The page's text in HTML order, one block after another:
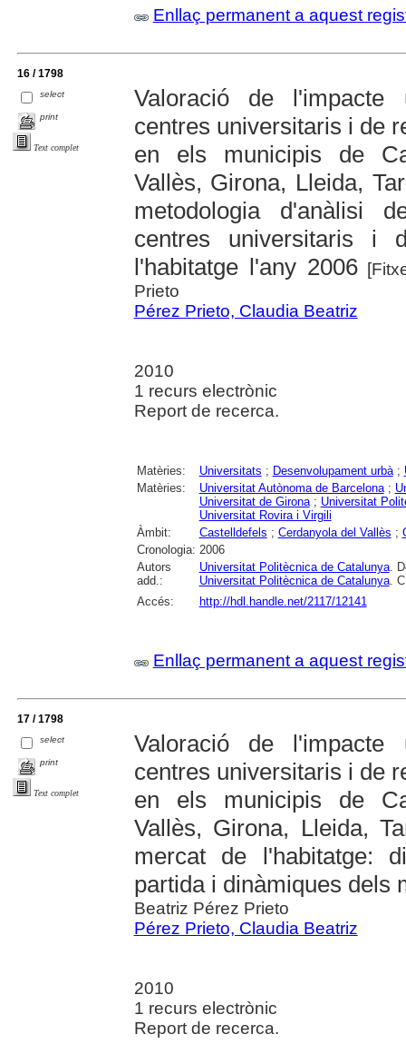
Enllaç permanent a aquest
16 / 1798
select
print
Text complet
Valoració de l'impacte
centres universitaris i de
en els municipis de
Vallès, Girona, Lleida,
metodologia d'anàlisi
centres universitaris
l'habitatge l'any 2006
Prieto
Pérez Prieto, Claudia Beatriz
2010
1 recurs electrònic
Report de recerca.
Matèries: Universitats ; Desenvolupament urbà;
Matèries:
Universitat Autònoma de Barcelona;
Universitat de Girona; Universitat
Universitat Rovira i Virgili
Àmbit:
Castelldefels ; Cerdanyola del Vallès ;
Cronologia: 2006
Autors
add.:
Universitat Politècnica de Catalunya.
Universitat Politècnica de Catalunya.
Accés:
http://hdl.handle.net/2117/12141
Enllaç permanent a aquest
17 / 1798
select
print
Text complet
Valoració de l'impacte
centres universitaris i de
en els municipis de
Vallès, Girona, Lleida,
mercat de l'habitatge:
partida i dinàmiques dels
Beatriz Pérez Prieto
Pérez Prieto, Claudia Beatriz
2010
1 recurs electrònic
Report de recerca.